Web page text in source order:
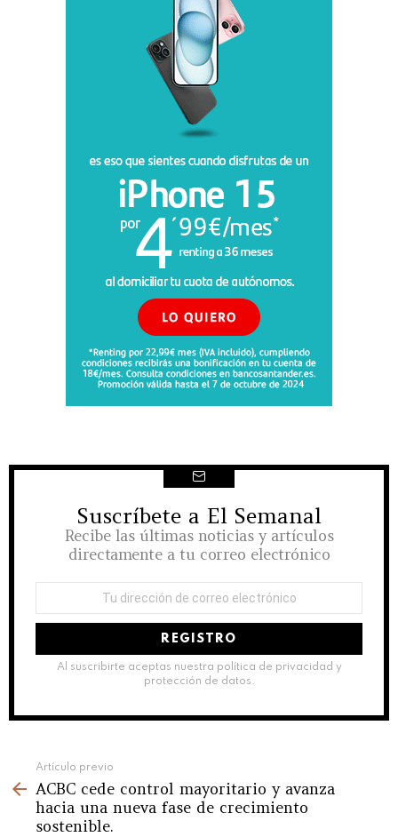
NEWSLETTER
Suscríbete a El Semanal
Recibe las últimas noticias y artículos
directamente a tu correo electrónico
correo
Al suscribirte aceptas nuestra política de privacidad y
protección de datos.
more
Artículo previo
ACBC cede control mayoritario y avanza
hacia una nueva fase de crecimiento
sostenible.